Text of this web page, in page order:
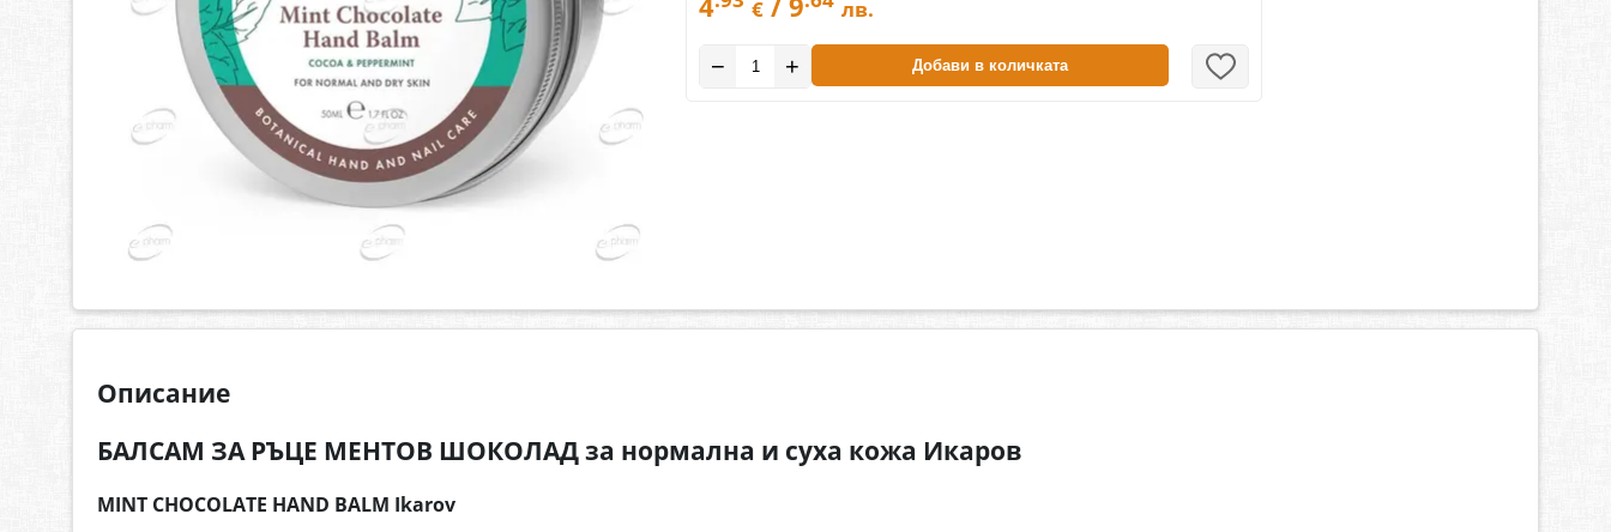
€ лв.
− + Добави в количката
Описание
БАЛСАМ ЗА РЪЦЕ МЕНТОВ ШОКОЛАД за нормална и суха кожа Икаров
MINT CHOCOLATE HAND BALM Ikarov